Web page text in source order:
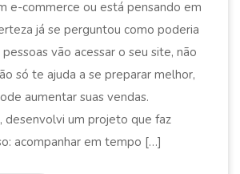
e-commerce ou está pensando em
já se perguntou como poderia
vão acessar o seu site, não
só te ajuda a se preparar melhor,
aumentar suas vendas.
desenvolvi um projeto que faz
acompanhar em tempo […]